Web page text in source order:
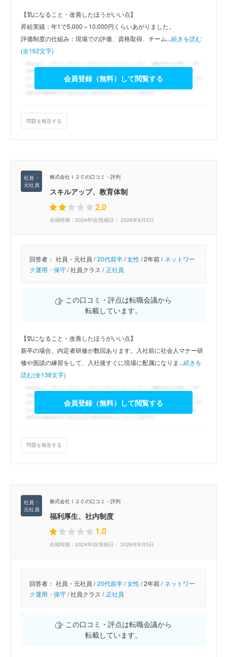
【気になること・改善したほうがいい点】
昇給実績：年1で5,000～10,000円くらいあがりました。
評価制度の仕組み：現場での評価、資格取得、チーム...続きを読む
(全162文字)
会員登録（無料）して閲覧する
問題を報告する
株式会社Ｉ２Ｃの口コミ・評判
スキルアップ、教育体制
2.0
在籍時期：2024年頃/投稿日： 2026年8月5日
回答者： 社員・元社員 / 20代前半/女性/2年前 / ネットワー
ク運用・保守/社員クラス / 正社員
この口コミ・評点は転職会議から
転載しています。
【気になること・改善したほうがいい点】
新卒の場合、内定者研修が数回あります。入社前に社会人マナー研
修や面談の練習をして、入社後すぐに現場に配属になりま...続きを
読む(全138文字)
会員登録（無料）して閲覧する
問題を報告する
株式会社Ｉ２Ｃの口コミ・評判
福利厚生、社内制度
1.0
在籍時期：2024年頃/投稿日： 2026年8月5日
回答者： 社員・元社員 / 20代前半/女性/2年前 / ネットワー
ク運用・保守/社員クラス / 正社員
この口コミ・評点は転職会議から
転載しています。